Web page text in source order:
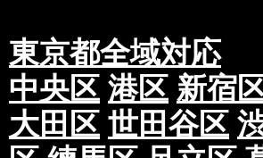
東京都全域対応
中央区 港区 新宿
大田区 世田谷区